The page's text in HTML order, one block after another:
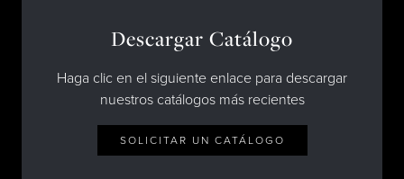
Descargar Catálogo
Haga clic en el siguiente enlace para descargar
nuestros catálogos más recientes
SOLICITAR UN CATÁLOGO